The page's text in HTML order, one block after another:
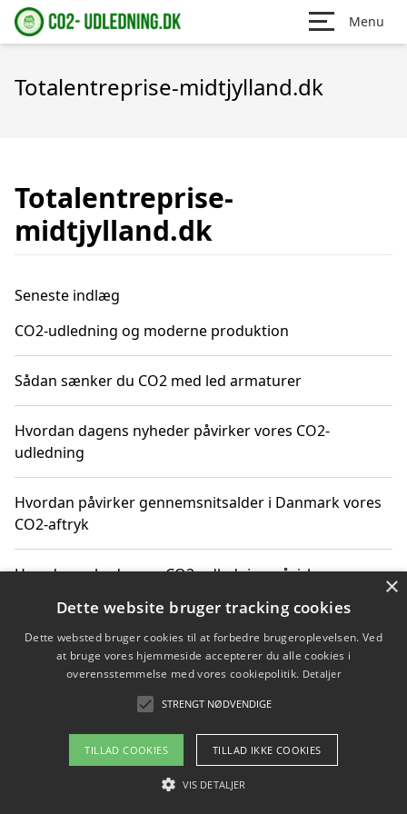
Menu
Totalentreprise-midtjylland.dk
Totalentreprise-
midtjylland.dk
Seneste indlæg
CO2-udledning og moderne produktion
Sådan sænker du CO2 med led armaturer
Hvordan dagens nyheder påvirker vores CO2-
udledning
Hvordan påvirker gennemsnitsalder i Danmark vores
CO2-aftryk
Hvordan nyheder om CO2-udledning påvirker vores
Copyright 2026 - Pilanto Aps
Om / kontakt
Blog Betingelser
×
Dette website bruger tracking cookies
Dette websted bruger cookies til at forbedre brugeroplevelsen. Ved
at bruge vores hjemmeside accepterer du alle cookies i
overensstemmelse med vores cookiepolitik. Detaljer
STRENGT NØDVENDIGE
TILLAD COOKIES TILLAD IKKE COOKIES
VIS DETALJER